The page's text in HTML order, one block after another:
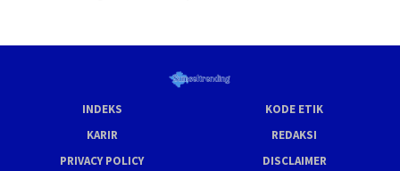
INDEKS
KODE ETIK
KARIR
REDAKSI
PRIVACY POLICY
DISCLAIMER